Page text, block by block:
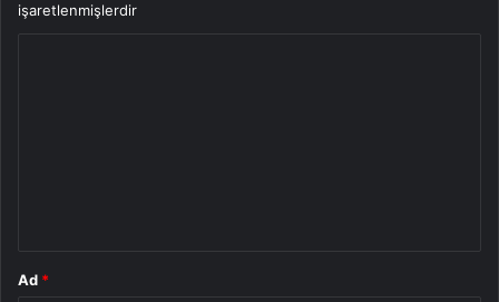
işaretlenmişlerdir
Ad *